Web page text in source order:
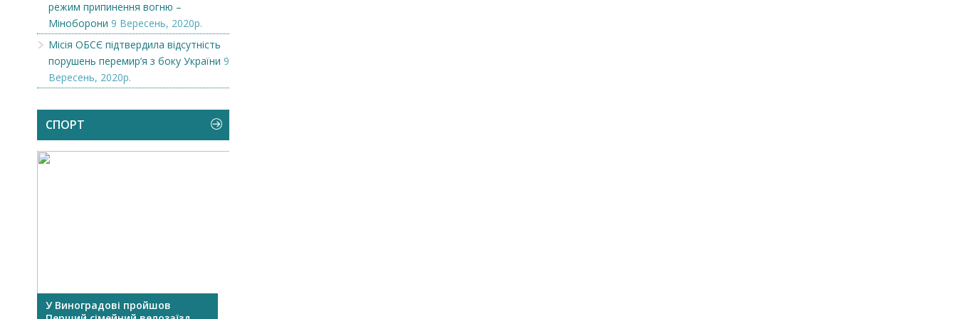
режим припинення вогню –
Міноборони 9 Вересень, 2020р.
Місія ОБСЄ підтвердила відсутність
порушень перемир’я з боку України 9
Вересень, 2020р.
СПОРТ
У Виноградові пройшов